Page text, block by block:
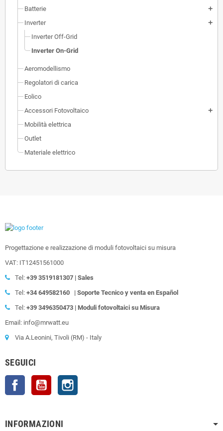
Batterie add
Inverter add
Inverter Off-Grid
Inverter On-Grid
Aeromodellismo
Regolatori di carica
Eolico
Accessori Fotovoltaico
add
Mobilità elettrica
Outlet
Materiale elettrico
Progettazione e realizzazione di moduli fotovoltaici su misura
VAT: IT12451561000
Tel: +39 3519181307 | Sales
Tel: +34 649582160 | Soporte Tecnico y venta en Español
Tel: +39 3496350473 | Moduli fotovoltaici su Misura
Email: info@mrwatt.eu
Via A.Leonini, Tivoli (RM) - Italy
SEGUICI
Facebook YouTube
INFORMAZIONI